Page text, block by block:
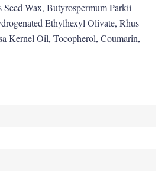
Wax, Butyrospermum Parkii
Ethylhexyl Olivate, Rhus
Kernel Oil, Tocopherol, Coumarin,